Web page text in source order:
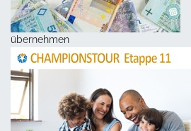
übernehmen